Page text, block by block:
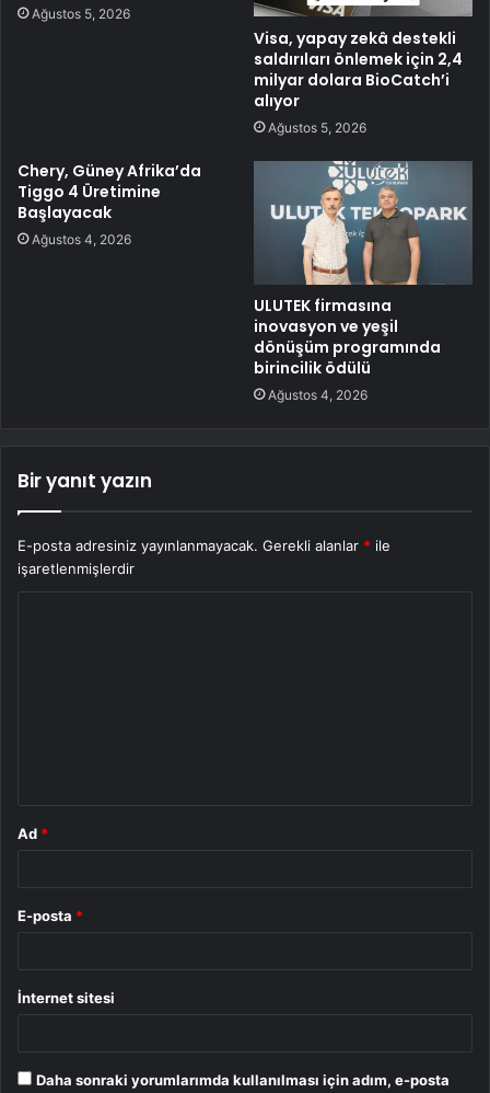
Ağustos 5, 2026
Visa, yapay zekâ destekli
saldırıları önlemek için 2,4
milyar dolara BioCatch’i
alıyor
Ağustos 5, 2026
Chery, Güney Afrika’da
Tiggo 4 Üretimine
Başlayacak
Ağustos 4, 2026
ULUTEK firmasına
inovasyon ve yeşil
dönüşüm programında
birincilik ödülü
Ağustos 4, 2026
Bir yanıt yazın
E-posta adresiniz yayınlanmayacak. Gerekli alanlar * ile
işaretlenmişlerdir
Ad *
E-posta *
İnternet sitesi
Daha sonraki yorumlarımda kullanılması için adım, e-posta